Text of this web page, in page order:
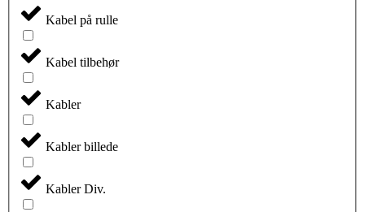
Kabel på rulle
Kabel tilbehør
Kabler
Kabler billede
Kabler Div.